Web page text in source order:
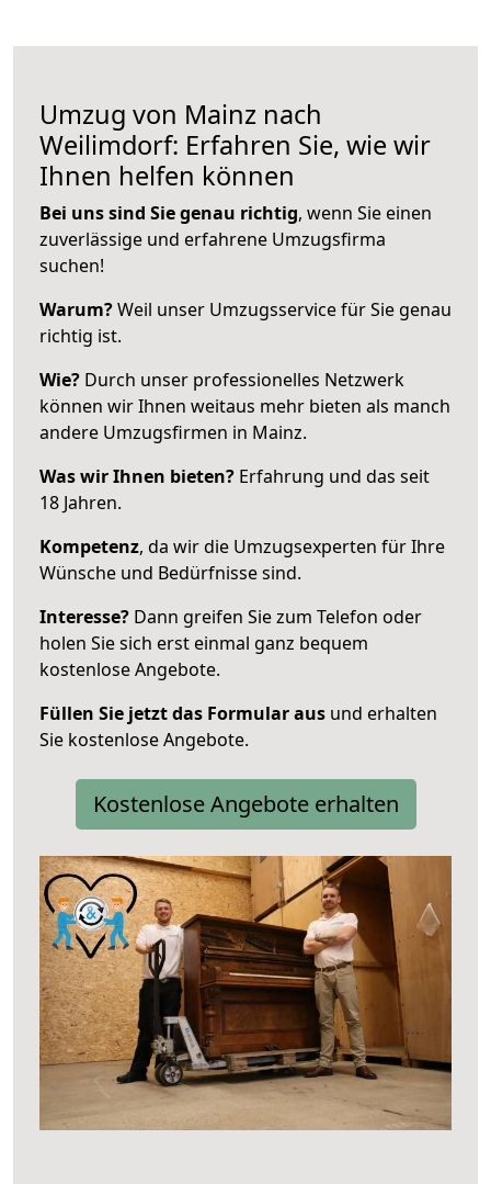
Umzug von Mainz nach
Weilimdorf: Erfahren Sie, wie wir
Ihnen helfen können
Bei uns sind Sie genau richtig, wenn Sie einen
zuverlässige und erfahrene Umzugsfirma
suchen!
Warum?Weil unser Umzugsservice für Sie genau
richtig ist.
Wie? Durch unser professionelles Netzwerk
können wir Ihnen weitaus mehr bieten als manch
andere Umzugsfirmen in Mainz.
Was wir Ihnen bieten? Erfahrung und das seit
18 Jahren.
Kompetenz, da wir die Umzugsexperten für Ihre
Wünsche und Bedürfnisse sind.
Interesse? Dann greifen Sie zum Telefon oder
holen Sie sich erst einmal ganz bequem
kostenlose Angebote.
Füllen Sie jetzt das Formular aus und erhalten
Sie kostenlose Angebote.
Kostenlose Angebote erhalten